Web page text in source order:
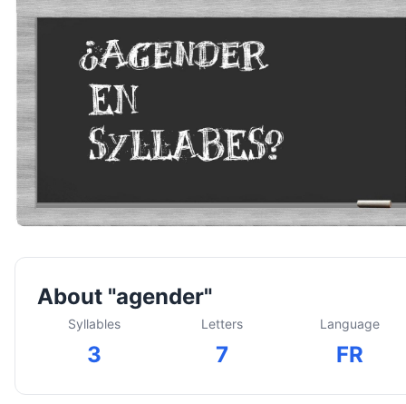
About "agender"
Syllables
3
Letters
7
Language
FR